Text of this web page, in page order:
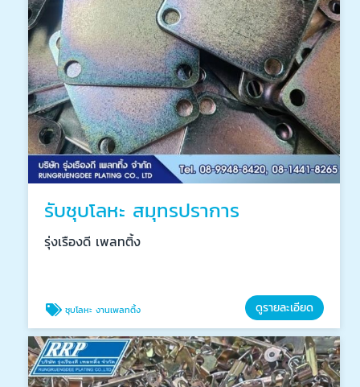
รับชุบโลหะ สมุทรปราการ
รุ่งเรืองดี เพลทติ้ง
ชุบโลหะ งานเพลทติ้ง ดูรายละเอียด